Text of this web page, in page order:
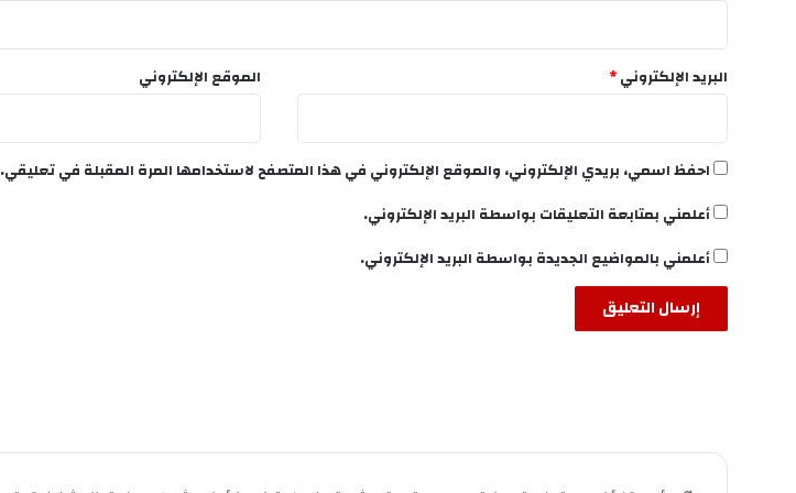
البريد الإلكتروني* الموقع الإلكتروني
احفظ اسمي، بريدي الإلكتروني، والموقع الإلكتروني في هذا المتصفح لاستخدامها المرة المقبلة في تعليقي.
أعلمني بمتابعة التعليقات بواسطة البريد الإلكتروني.
أعلمني بالمواضيع الجديدة بواسطة البريد الإلكتروني.